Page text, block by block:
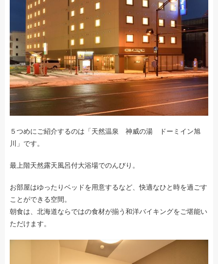
５つめにご紹介するのは「天然温泉 神威の湯 ドーミイン旭
川」です。
最上階天然露天風呂付大浴場でのんびり。
お部屋はゆったりベッドを用意するなど、快適なひと時を過ごす
ことができる空間。
朝食は、北海道ならではの食材が揃う和洋バイキングをご堪能い
ただけます。